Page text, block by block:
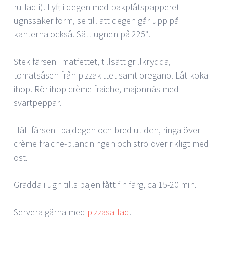
rullad i). Lyft i degen med bakplåtspapperet i
ugnssäker form, se till att degen går upp på
kanterna också. Sätt ugnen på 225°.
Stek färsen i matfettet, tillsätt grillkrydda,
tomatsåsen från pizzakittet samt oregano. Låt koka
ihop. Rör ihop crème fraiche, majonnäs med
svartpeppar.
Häll färsen i pajdegen och bred ut den, ringa över
crème fraiche-blandningen och strö över rikligt med
ost.
Grädda i ugn tills pajen fått fin färg, ca 15-20 min.
Servera gärna med pizzasallad.